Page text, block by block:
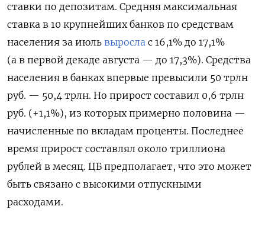
ставки по депозитам. Средняя максимальная
ставка в 10 крупнейших банков по средствам
населения за июль выросла с 16,1% до 17,1%
(а в первой декаде августа — до 17,3%). Средства
населения в банках впервые превысили 50 трлн
руб. — 50,4 трлн. Но прирост составил 0,6 трлн
руб. (+1,1%), из которых примерно половина —
начисленные по вкладам проценты. Последнее
время прирост составлял около триллиона
рублей в месяц. ЦБ предполагает, что это может
быть связано с высокими отпускными
расходами.